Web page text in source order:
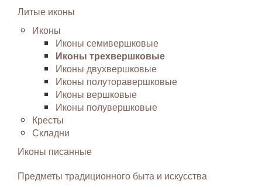
Литые иконы
Иконы
Иконы семивершковые
Иконы трехвершковые
Иконы двухвершковые
Иконы полуторавершковые
Иконы вершковые
Иконы полувершковые
Кресты
Складни
Иконы писанные
Предметы традиционного быта и искусства